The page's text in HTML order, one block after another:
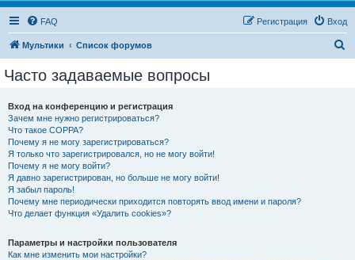
FAQ Вход
Регистрация
Мультики Список форумов
Часто задаваемые вопросы
Вход на конференцию и регистрация
Зачем мне нужно регистрироваться?
Что такое COPPA?
Почему я не могу зарегистрироваться?
Я только что зарегистрировался, но не могу войти!
Почему я не могу войти?
Я давно зарегистрирован, но больше не могу войти!
Я забыл пароль!
Почему мне периодически приходится повторять ввод имени и пароля?
Что делает функция «Удалить cookies»?
Параметры и настройки пользователя
Как мне изменить мои настройки?